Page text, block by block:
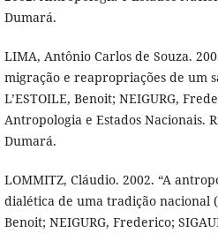
Dumará.
LIMA, Antônio Carlos de Souza.
migração e reapropriações de um
L’ESTOILE, Benoit; NEIGURG,
Antropologia e Estados Nacionais.
Dumará.
LOMMITZ, Cláudio. 2002. “A
dialética de uma tradição nacional
Benoit; NEIGURG, Frederico;